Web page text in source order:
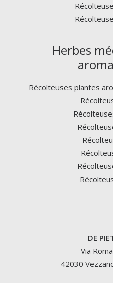
Herbes
Récolteuses plantes
DE
Via
42030